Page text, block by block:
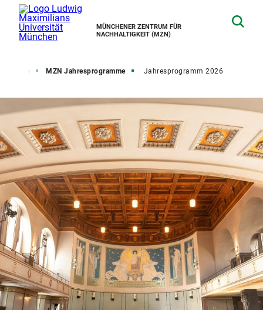
MÜNCHENER ZENTRUM FÜR
NACHHALTIGKEIT (MZN)
MZN Jahresprogramme Jahresprogramm 2026